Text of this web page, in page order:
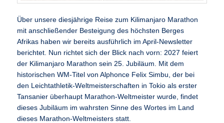
Über unsere diesjährige Reise zum Kilimanjaro Marathon
mit anschließender Besteigung des höchsten Berges
Afrikas haben wir bereits ausführlich im April-Newsletter
berichtet. Nun richtet sich der Blick nach vorn: 2027 feiert
der Kilimanjaro Marathon sein 25. Jubiläum. Mit dem
historischen WM-Titel von Alphonce Felix Simbu, der bei
den Leichtathletik-Weltmeisterschaften in Tokio als erster
Tansanier überhaupt Marathon-Weltmeister wurde, findet
dieses Jubiläum im wahrsten Sinne des Wortes im Land
dieses Marathon-Weltmeisters statt.